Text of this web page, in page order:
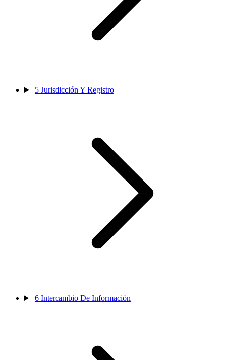
5 Jurisdicción Y Registro
6 Intercambio De Información